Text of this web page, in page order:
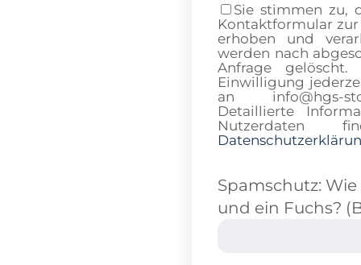
Sie stimmen zu,
Kontaktformular
erhoben und
werden nach
Anfrage
Einwilligung
an info@hgs-
Detaillierte
Spamschutz:
und ein Fuchs?